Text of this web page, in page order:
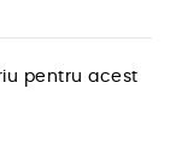
pentru acest